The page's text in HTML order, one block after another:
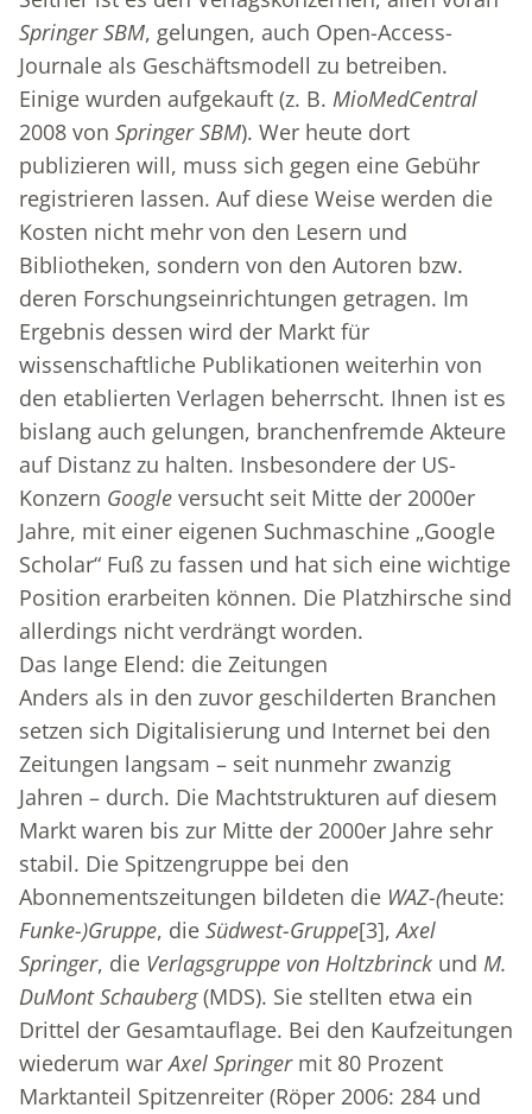
Springer SBM, gelungen, auch Open-Access-
Journale als Geschäftsmodell zu betreiben.
Einige wurden aufgekauft (z. B. MioMedCentral
2008 von Springer SBM). Wer heute dort
publizieren will, muss sich gegen eine Gebühr
registrieren lassen. Auf diese Weise werden die
Kosten nicht mehr von den Lesern und
Bibliotheken, sondern von den Autoren bzw.
deren Forschungseinrichtungen getragen. Im
Ergebnis dessen wird der Markt für
wissenschaftliche Publikationen weiterhin von
den etablierten Verlagen beherrscht. Ihnen ist es
bislang auch gelungen, branchenfremde Akteure
auf Distanz zu halten. Insbesondere der US-
Konzern Google versucht seit Mitte der 2000er
Jahre, mit einer eigenen Suchmaschine „Google
Scholar“ Fuß zu fassen und hat sich eine wichtige
Position erarbeiten können. Die Platzhirsche sind
allerdings nicht verdrängt worden.
Das lange Elend: die Zeitungen
Anders als in den zuvor geschilderten Branchen
setzen sich Digitalisierung und Internet bei den
Zeitungen langsam – seit nunmehr zwanzig
Jahren – durch. Die Machtstrukturen auf diesem
Markt waren bis zur Mitte der 2000er Jahre sehr
stabil. Die Spitzengruppe bei den
Abonnementszeitungen bildeten die WAZ-(heute:
Funke-)Gruppe, die Südwest-Gruppe[3],Axel
Springer, die Verlagsgruppe von Holtzbrinck und M.
DuMont Schauberg(MDS). Sie stellten etwa ein
Drittel der Gesamtauflage. Bei den Kaufzeitungen
wiederum warAxel Springermit 80 Prozent
Marktanteil Spitzenreiter (Röper 2006: 284 und